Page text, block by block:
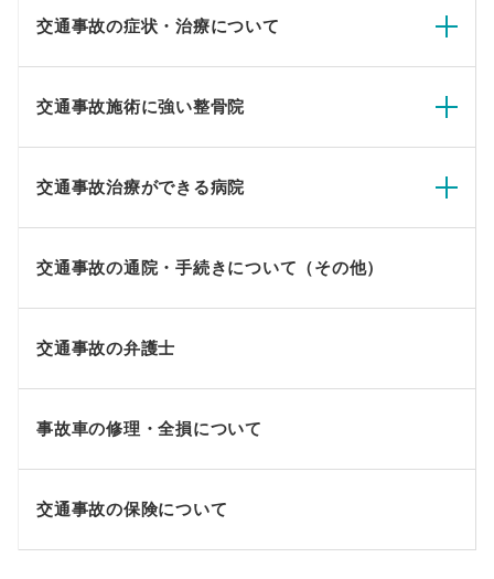
交通事故の症状・治療について
交通事故施術に強い整骨院
交通事故治療ができる病院
交通事故の通院・手続きについて（その他）
交通事故の弁護士
事故車の修理・全損について
交通事故の保険について